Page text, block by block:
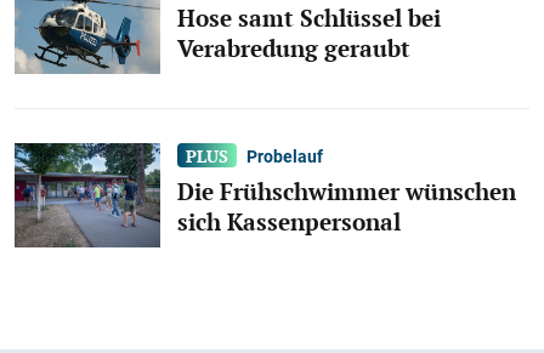
Hose samt Schlüssel bei
Verabredung geraubt
Probelauf
Die Frühschwimmer wünschen
sich Kassenpersonal